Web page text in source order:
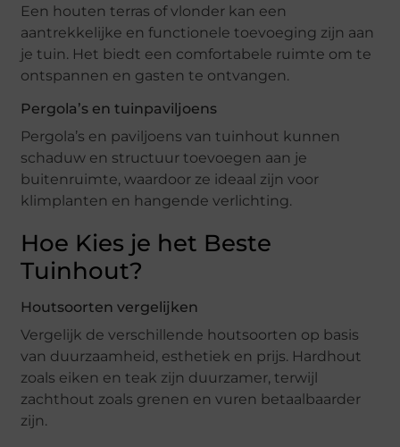
Een houten terras of vlonder kan een
aantrekkelijke en functionele toevoeging zijn aan
je tuin. Het biedt een comfortabele ruimte om te
ontspannen en gasten te ontvangen.
Pergola’s en tuinpaviljoens
Pergola’s en paviljoens van tuinhout kunnen
schaduw en structuur toevoegen aan je
buitenruimte, waardoor ze ideaal zijn voor
klimplanten en hangende verlichting.
Hoe Kies je het Beste
Tuinhout?
Houtsoorten vergelijken
Vergelijk de verschillende houtsoorten op basis
van duurzaamheid, esthetiek en prijs. Hardhout
zoals eiken en teak zijn duurzamer, terwijl
zachthout zoals grenen en vuren betaalbaarder
zijn.